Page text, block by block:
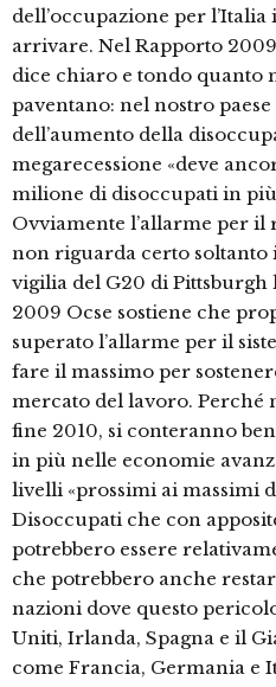
dell’occupazione per
arrivare. Nel Rapporto
dice chiaro e tondo quanto
paventano: nel nostro
dell’aumento della
megarecessione «deve
milione di disoccupati in
Ovviamente l’allarme per
non riguarda certo soltanto
vigilia del G20 di Pittsburgh
2009 Ocse sostiene che
superato l’allarme per il
fare il massimo per
mercato del lavoro. Perché
fine 2010, si conteranno
in più nelle economie
livelli «prossimi ai massimi
Disoccupati che con
potrebbero essere
che potrebbero anche
nazioni dove questo
Uniti, Irlanda, Spagna e il
come Francia, Germania e